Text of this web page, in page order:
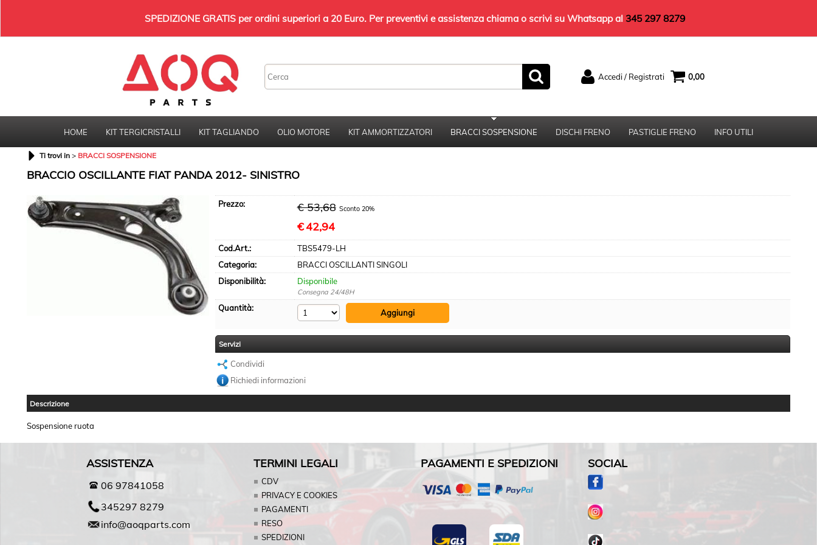
SPEDIZIONE GRATIS per ordini superiori a 20 Euro. Per preventivi e assistenza chiama o scrivi su Whatsapp al 345 297 8279
Accedi / Registrati
Per completare l'ordine inserisci il nome
utente e la password e poi clicca sul pulsante
Hai perso la password?
clicca sul pulsante "Registrati"
0,00
HOME KIT TERGICRISTALLI KIT TAGLIANDO OLIO MOTORE KIT AMMORTIZZATORI BRACCI SOSPENSIONE DISCHI FRENO PASTIGLIE FRENO INFO UTILI
Ti trovi in BRACCI SOSPENSIONE
BRACCIO OSCILLANTE FIAT PANDA 2012- SINISTRO
Prezzo: € 53,68 Sconto 20%
€42,94
Cod.Art.:
TBS5479-LH
Categoria:
BRACCI OSCILLANTI SINGOLI
Disponibilità:
Disponibile
Consegna 24/48H
Quantità:
Servizi
Condividi
Richiedi informazioni
Descrizione
Sospensione ruota
ASSISTENZA
06 97841058
345297 8279
info@aoqparts.com
TERMINI LEGALI
CDV
PRIVACY E COOKIES
PAGAMENTI
RESO
SPEDIZIONI
PAGAMENTI E SPEDIZIONI SOCIAL